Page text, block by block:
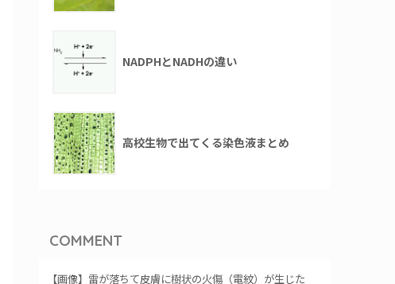
NADPHとNADHの違い
高校生物で出てくる染色液まとめ
COMMENT
【画像】雷が落ちて皮膚に樹状の火傷（電紋）が生じた